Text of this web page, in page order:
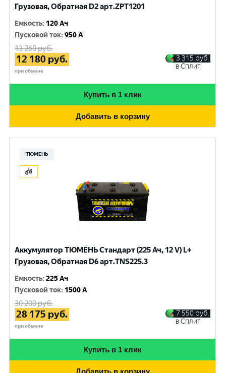
Грузовая, Обратная D2 арт.ZPT1201
Емкость: 120 Ач
Пусковой ток:950 A
13 260руб.
12 180 руб.
при обмене
3 315 руб.
в Сплит
Купить в 1 клик
Добавить в корзину
ТЮМЕНЬ
Аккумулятор ТЮМЕНЬ Стандарт (225 Ач, 12 V) L+
Грузовая, Обратная D6 арт.TNS225.3
Емкость:225 Ач
Пусковой ток: 1500 A
30 200руб.
28 175 руб.
при обмене
7 550 руб.
в Сплит
Купить в 1 клик
Добавить в корзину